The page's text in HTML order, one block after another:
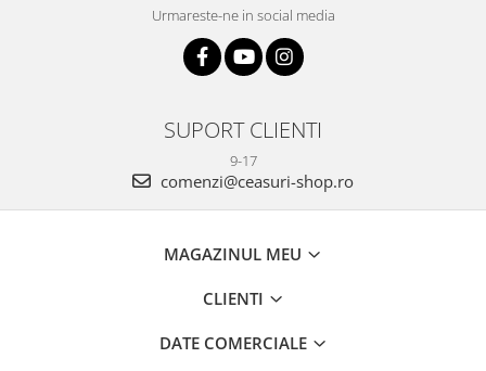
Urmareste-ne in social media
SUPORT CLIENTI
9-17
comenzi@ceasuri-shop.ro
MAGAZINUL MEU
CLIENTI
DATE COMERCIALE